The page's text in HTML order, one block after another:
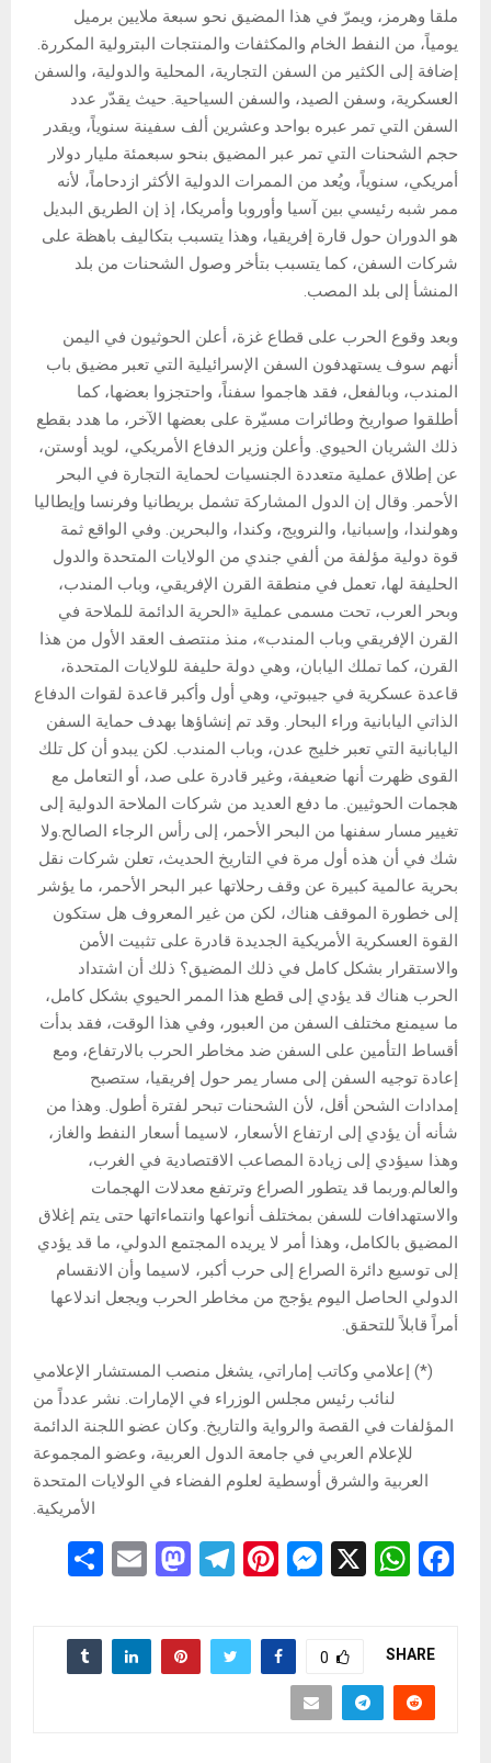
ملقا وهرمز، ويمرّ في هذا المضيق نحو سبعة ملايين برميل
يومياً، من النفط الخام والمكثفات والمنتجات البترولية المكررة.
إضافة إلى الكثير من السفن التجارية، المحلية والدولية، والسفن
العسكرية، وسفن الصيد، والسفن السياحية. حيث يقدّر عدد
السفن التي تمر عبره بواحد وعشرين ألف سفينة سنوياً، ويقدر
حجم الشحنات التي تمر عبر المضيق بنحو سبعمئة مليار دولار
أمريكي، سنوياً، ويُعد من الممرات الدولية الأكثر ازدحاماً، لأنه
ممر شبه رئيسي بين آسيا وأوروبا وأمريكا، إذ إن الطريق البديل
هو الدوران حول قارة إفريقيا، وهذا يتسبب بتكاليف باهظة على
شركات السفن، كما يتسبب بتأخر وصول الشحنات من بلد
المنشأ إلى بلد المصب.
وبعد وقوع الحرب على قطاع غزة، أعلن الحوثيون في اليمن
أنهم سوف يستهدفون السفن الإسرائيلية التي تعبر مضيق باب
المندب، وبالفعل، فقد هاجموا سفناً، واحتجزوا بعضها، كما
أطلقوا صواريخ وطائرات مسيّرة على بعضها الآخر، ما هدد بقطع
ذلك الشريان الحيوي. وأعلن وزير الدفاع الأمريكي، لويد أوستن،
عن إطلاق عملية متعددة الجنسيات لحماية التجارة في البحر
الأحمر. وقال إن الدول المشاركة تشمل بريطانيا وفرنسا وإيطاليا
وهولندا، وإسبانيا، والنرويج، وكندا، والبحرين. وفي الواقع ثمة
قوة دولية مؤلفة من ألفي جندي من الولايات المتحدة والدول
الحليفة لها، تعمل في منطقة القرن الإفريقي، وباب المندب،
وبحر العرب، تحت مسمى عملية «الحرية الدائمة للملاحة في
القرن الإفريقي وباب المندب»، منذ منتصف العقد الأول من هذا
القرن، كما تملك اليابان، وهي دولة حليفة للولايات المتحدة،
قاعدة عسكرية في جيبوتي، وهي أول وأكبر قاعدة لقوات الدفاع
الذاتي اليابانية وراء البحار. وقد تم إنشاؤها بهدف حماية السفن
اليابانية التي تعبر خليج عدن، وباب المندب. لكن يبدو أن كل تلك
القوى ظهرت أنها ضعيفة، وغير قادرة على صد، أو التعامل مع
هجمات الحوثيين. ما دفع العديد من شركات الملاحة الدولية إلى
تغيير مسار سفنها من البحر الأحمر، إلى رأس الرجاء الصالح.ولا
شك في أن هذه أول مرة في التاريخ الحديث، تعلن شركات نقل
بحرية عالمية كبيرة عن وقف رحلاتها عبر البحر الأحمر، ما يؤشر
إلى خطورة الموقف هناك، لكن من غير المعروف هل ستكون
القوة العسكرية الأمريكية الجديدة قادرة على تثبيت الأمن
والاستقرار بشكل كامل في ذلك المضيق؟ ذلك أن اشتداد
الحرب هناك قد يؤدي إلى قطع هذا الممر الحيوي بشكل كامل،
ما سيمنع مختلف السفن من العبور، وفي هذا الوقت، فقد بدأت
أقساط التأمين على السفن ضد مخاطر الحرب بالارتفاع، ومع
إعادة توجيه السفن إلى مسار يمر حول إفريقيا، ستصبح
إمدادات الشحن أقل، لأن الشحنات تبحر لفترة أطول. وهذا من
شأنه أن يؤدي إلى ارتفاع الأسعار، لاسيما أسعار النفط والغاز،
وهذا سيؤدي إلى زيادة المصاعب الاقتصادية في الغرب،
والعالم.وربما قد يتطور الصراع وترتفع معدلات الهجمات
والاستهدافات للسفن بمختلف أنواعها وانتماءاتها حتى يتم إغلاق
المضيق بالكامل، وهذا أمر لا يريده المجتمع الدولي، ما قد يؤدي
إلى توسيع دائرة الصراع إلى حرب أكبر، لاسيما وأن الانقسام
الدولي الحاصل اليوم يؤجج من مخاطر الحرب ويجعل اندلاعها
أمراً قابلاً للتحقق.
(*) إعلامي وكاتب إماراتي، يشغل منصب المستشار الإعلامي
لنائب رئيس مجلس الوزراء في الإمارات. نشر عدداً من
المؤلفات في القصة والرواية والتاريخ. وكان عضو اللجنة الدائمة
للإعلام العربي في جامعة الدول العربية، وعضو المجموعة
العربية والشرق أوسطية لعلوم الفضاء في الولايات المتحدة
الأمريكية.
F
b
o
o
W
A
p
X
M
se
n
Pi
er
es
T
e
gr
M
st
o
E
ail
ar
e
SHARE
0